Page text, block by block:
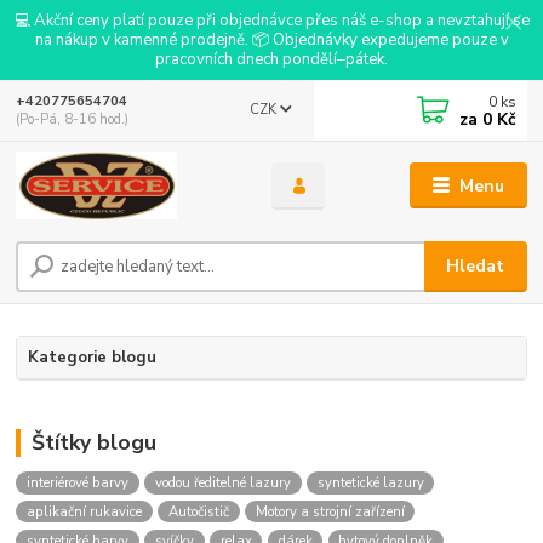
💻 Akční ceny platí pouze při objednávce přes náš e-shop a nevztahují se
na nákup v kamenné prodejně. 📦 Objednávky expedujeme pouze v
pracovních dnech pondělí–pátek.
Menu
CZK
Hledat
+420775654704
(Po-Pá, 8-16 hod.)
0 ks
za 0 Kč
Kategorie blogu
Štítky blogu
interiérové barvy vodou ředitelné lazury
syntetické lazury
aplikační rukavice
Autočistič
Motory a strojní zařízení